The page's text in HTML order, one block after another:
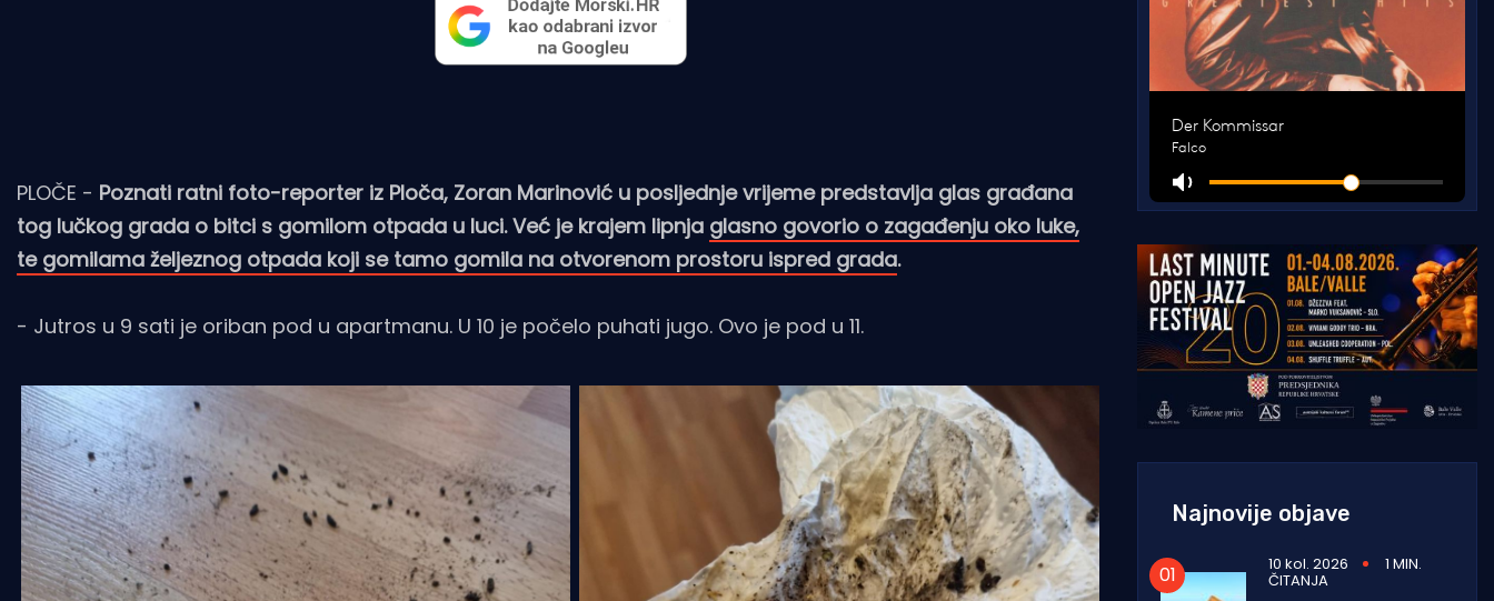
PLOČE - Poznati ratni foto-reporter iz Ploča, Zoran Marinović u posljednje vrijeme predstavlja glas građana
tog lučkog grada o bitci s gomilom otpada u luci. Već je krajem lipnja glasno govorio o zagađenju oko luke,
te gomilama željeznog otpada koji se tamo gomila na otvorenom prostoru ispred grada.
- Jutros u 9 sati je oriban pod u apartmanu. U 10 je počelo puhati jugo. Ovo je pod u 11.
Najnovije objave
10 kol. 2026 1 MIN.
ČITANJA